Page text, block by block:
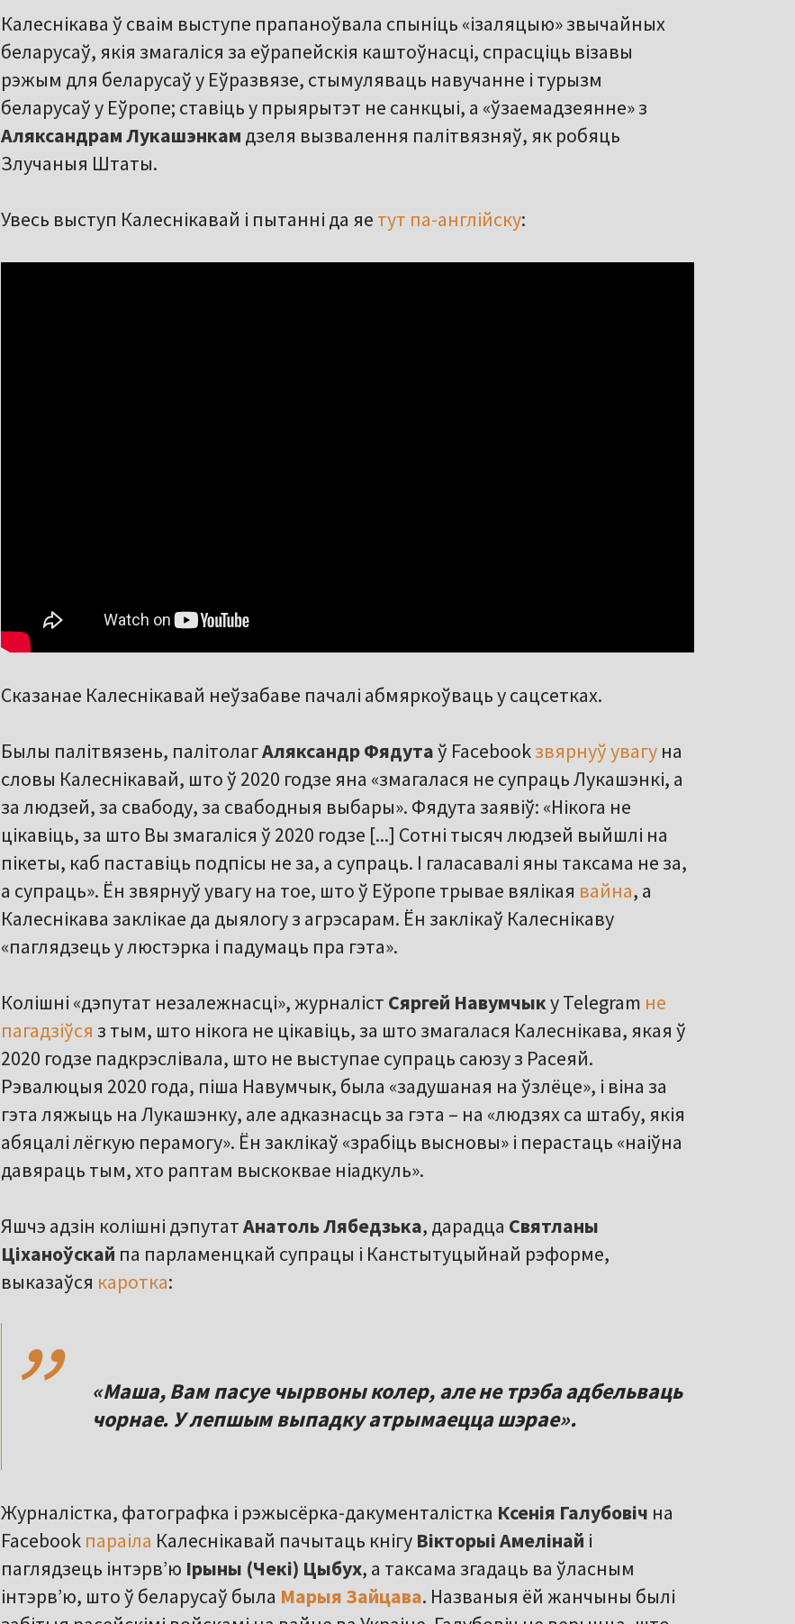
Калеснікава ў сваім выступе прапаноўвала спыніць «ізаляцыю» звычайных
беларусаў, якія змагаліся за еўрапейскія каштоўнасці, спрасціць візавы
рэжым для беларусаў у Еўразвязе, стымуляваць навучанне і турызм
беларусаў у Еўропе; ставіць у прыярытэт не санкцыі, а «ўзаемадзеянне» з
Аляксандрам Лукашэнкам дзеля вызвалення палітвязняў, як робяць
Злучаныя Штаты.
Увесь выступ Калеснікавай і пытанні да яе тут па-англійску:
Сказанае Калеснікавай неўзабаве пачалі абмяркоўваць у сацсетках.
Былы палітвязень, палітолагАляксандр Фядутаў Facebookзвярнуў увагу на
словы Калеснікавай, што ў 2020 годзе яна «змагалася не супраць Лукашэнкі, а
за людзей, за свабоду, за свабодныя выбары». Фядута заявіў: «Нікога не
цікавіць, за што Вы змагаліся ў 2020 годзе [...] Сотні тысяч людзей выйшлі на
пікеты, каб паставіць подпісы не за, а супраць. І галасавалі яны таксама не за,
а супраць». Ён звярнуў увагу на тое, што ў Еўропе трывае вялікая вайна, а
Калеснікава заклікае да дыялогу з агрэсарам. Ён заклікаў Калеснікаву
«паглядзець у люстэрка і падумаць пра гэта».
Колішні «дэпутат незалежнасці», журналіст Сяргей Навумчыку Telegram не
пагадзіўся з тым, што нікога не цікавіць, за што змагалася Калеснікава, якая ў
2020 годзе падкрэслівала, што не выступае супраць саюзу з Расеяй.
Рэвалюцыя 2020 года, піша Навумчык, была «задушаная на ўзлёце», і віна за
гэта ляжыць на Лукашэнку, але адказнасць за гэта – на «людзях са штабу, якія
абяцалі лёгкую перамогу». Ён заклікаў «зрабіць высновы» і перастаць «наіўна
давяраць тым, хто раптам выскоквае ніадкуль».
Яшчэ адзін колішні дэпутатАнатоль Лябедзька, дарадца Святланы
Ціханоўскай па парламенцкай супрацы і Канстытуцыйнай рэформе,
выказаўся каротка:
,,
«Маша, Вам пасуе чырвоны колер, але не трэба адбельваць
чорнае. У лепшым выпадку атрымаецца шэрае».
Журналістка, фатографка і рэжысёрка-дакументалістка Ксенія Галубовіч на
Facebook параіла Калеснікавай пачытаць кнігу Вікторыі Амелінай і
паглядзець інтэрв’ю Ірыны (Чекі) Цыбух, а таксама згадаць ва ўласным
інтэрв’ю, што ў беларусаў была Марыя Зайцава. Названыя ёй жанчыны былі